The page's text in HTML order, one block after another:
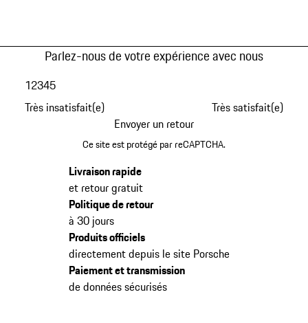
Parlez-nous de votre expérience avec nous
Très insatisfait(e)
12345
Très satisfait(e)
Envoyer un retour
Ce site est protégé par reCAPTCHA.
Livraison rapide
et retour gratuit
Politique de retour
à 30 jours
Produits officiels
directement depuis le site Porsche
Paiement et transmission
de données sécurisés